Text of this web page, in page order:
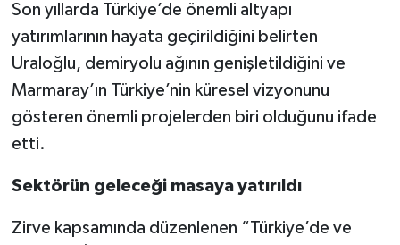
Son yıllarda Türkiye’de önemli altyapı
yatırımlarının hayata geçirildiğini belirten
Uraloğlu, demiryolu ağının genişletildiğini ve
Marmaray’ın Türkiye’nin küresel vizyonunu
gösteren önemli projelerden biri olduğunu ifade
etti.
Sektörün geleceği masaya yatırıldı
Zirve kapsamında düzenlenen “Türkiye’de ve